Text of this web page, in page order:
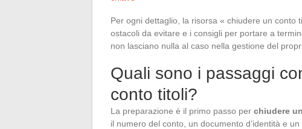
Per ogni dettaglio, la risorsa « chiudere un conto
ostacoli da evitare e i consigli per portare a
non lasciano nulla al caso nella gestione del
Quali sono i passaggi
conto titoli?
La preparazione è il primo passo per chiudere
il numero del conto, un documento d’identità e